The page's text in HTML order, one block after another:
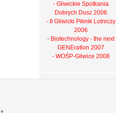
- Gliwickie Spotkania
Dobrych Dusz 2006
- II Gliwicki Piknik Lotniczy
2006
- Biotechnology - the next
GENEration 2007
- WOŚP-Gliwice 2008